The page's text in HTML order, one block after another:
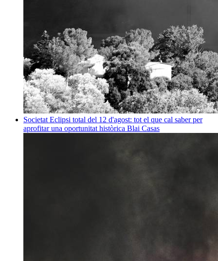
Societat Eclipsi total del 12 d'agost: tot el que cal saber per
aprofitar una oportunitat històrica Blai Casas